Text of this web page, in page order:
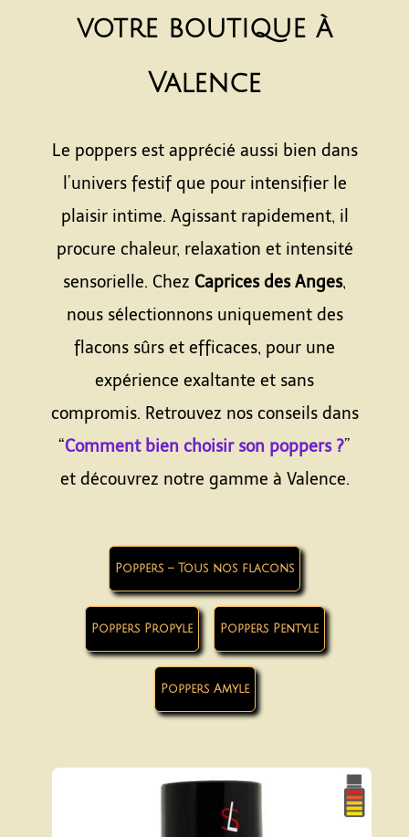
votre boutique à
Valence
Le poppers est apprécié aussi bien dans
l’univers festif que pour intensifier le
plaisir intime. Agissant rapidement, il
procure chaleur, relaxation et intensité
sensorielle. Chez Caprices des Anges,
nous sélectionnons uniquement des
flacons sûrs et efficaces, pour une
expérience exaltante et sans
compromis. Retrouvez nos conseils dans
“Comment bien choisir son poppers ?”
et découvrez notre gamme à Valence.
Poppers – Tous nos flacons
Poppers Propyle Poppers Pentyle
Poppers Amyle